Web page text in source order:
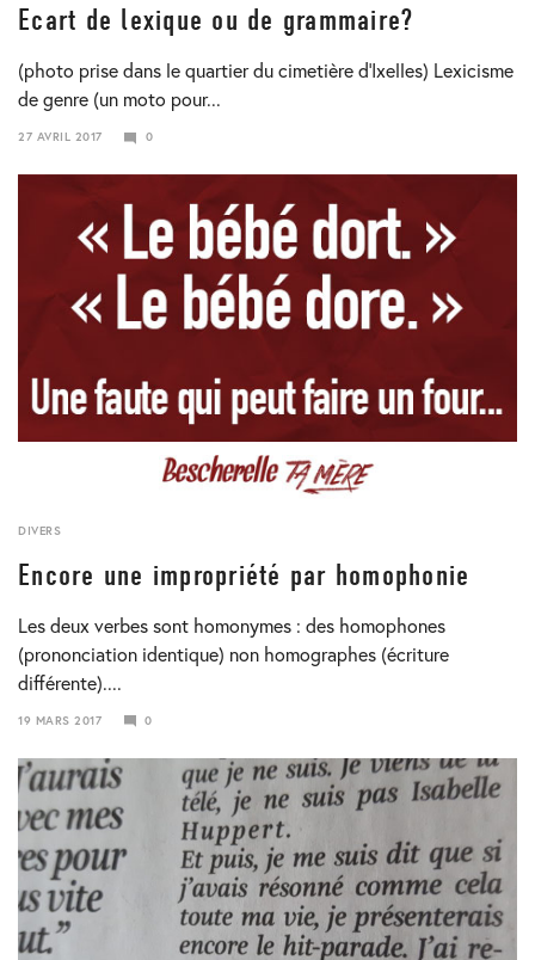
Ecart de lexique ou de grammaire?
(photo prise dans le quartier du cimetière d’Ixelles) Lexicisme
de genre (un moto pour...
27 AVRIL 2017
JANVIER
0
DIVERS
Encore une impropriété par homophonie
Les deux verbes sont homonymes : des homophones
(prononciation identique) non homographes (écriture
différente)....
19 MARS 2017
JANVIER
2018
0